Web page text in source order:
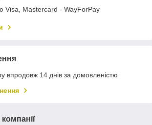
Visa, Mastercard - WayForPay
впродовж 14 днів за домовленістю